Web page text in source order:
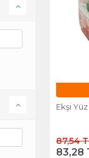
Ekşi
87,54
83,28